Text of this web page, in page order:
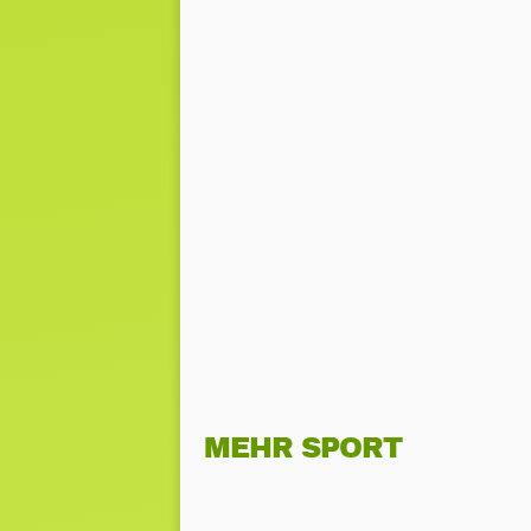
MEHR SPORT